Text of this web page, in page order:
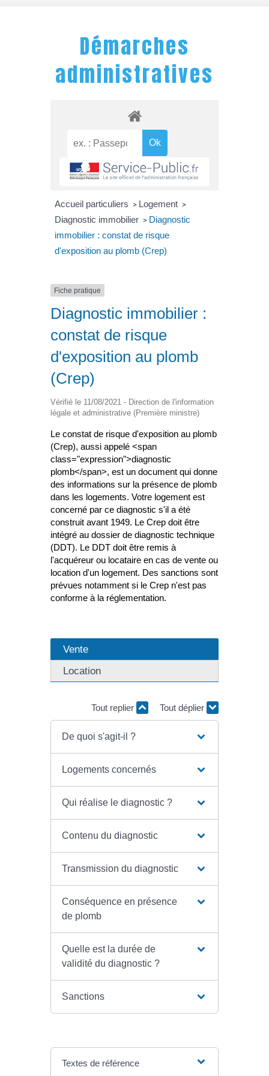
Démarches
administratives
Accueil particuliers > Logement >
Diagnostic immobilier > Diagnostic
immobilier : constat de risque
d'exposition au plomb (Crep)
Fiche pratique
Diagnostic immobilier :
constat de risque
d'exposition au plomb
(Crep)
Vérifié le 11/08/2021 - Direction de l'information
légale et administrative (Première ministre)
Le constat de risque d'exposition au plomb
(Crep), aussi appelé <span
class="expression">diagnostic
plomb</span>, est un document qui donne
des informations sur la présence de plomb
dans les logements. Votre logement est
concerné par ce diagnostic s'il a été
construit avant 1949. Le Crep doit être
intégré au dossier de diagnostic technique
(DDT). Le DDT doit être remis à
l'acquéreur ou locataire en cas de vente ou
location d'un logement. Des sanctions sont
prévues notamment si le Crep n'est pas
conforme à la réglementation.
Vente
Location
Tout replier Tout déplier
De quoi s'agit-il ?
Logements concernés
Qui réalise le diagnostic ?
Contenu du diagnostic
Transmission du diagnostic
Conséquence en présence
de plomb
Quelle est la durée de
validité du diagnostic ?
Sanctions
Textes de référence